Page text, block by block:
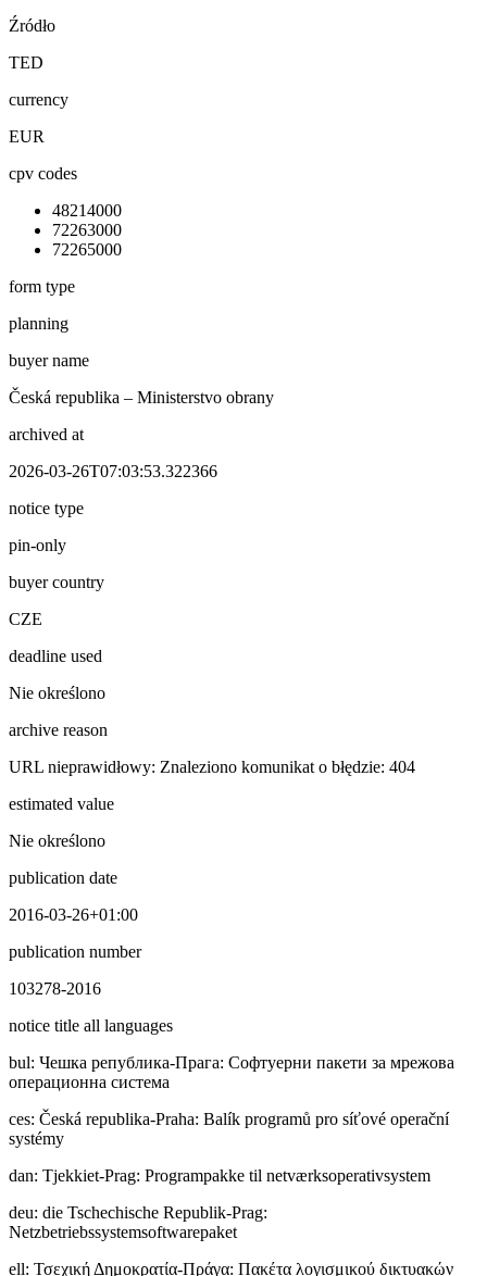
Źródło
TED
currency
EUR
cpv codes
48214000
72263000
72265000
form type
planning
buyer name
Česká republika – Ministerstvo obrany
archived at
2026-03-26T07:03:53.322366
notice type
pin-only
buyer country
CZE
deadline used
Nie określono
archive reason
URL nieprawidłowy: Znaleziono komunikat o błędzie: 404
estimated value
Nie określono
publication date
2016-03-26+01:00
publication number
103278-2016
notice title all languages
bul: Чешка република-Прага: Софтуерни пакети за мрежова
операционна система
ces: Česká republika-Praha: Balík programů pro síťové operační
systémy
dan: Tjekkiet-Prag: Programpakke til netværksoperativsystem
deu: die Tschechische Republik-Prag:
Netzbetriebssystemsoftwarepaket
ell: Τσεχική Δημοκρατία-Πράγα: Πακέτα λογισμικού δικτυακών